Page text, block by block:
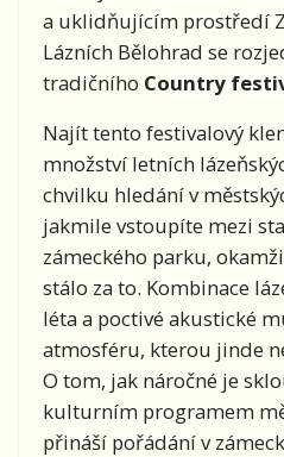
a uklidňujícím prostředí
Lázních Bělohrad se
tradičního Country
Najít tento festivalový
množství letních
chvilku hledání v
jakmile vstoupíte mezi
zámeckého parku,
stálo za to. Kombinace
léta a poctivé akustické
atmosféru, kterou jinde
O tom, jak náročné je
kulturním programem
přináší pořádání v